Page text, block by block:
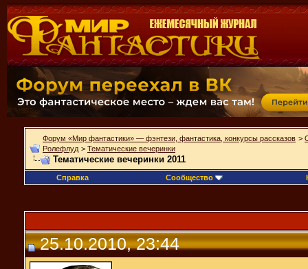
Форум «Мир фантастики» — фэнтези, фантастика, конкурсы рассказов >
Ролефлуд > Тематические вечеринки
Тематические вечеринки 2011
Справка Сообщество
25.10.2010, 23:44